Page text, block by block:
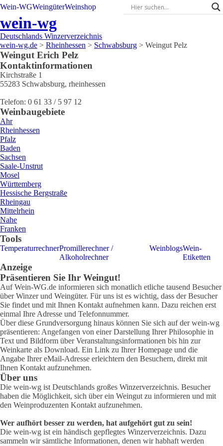
Wein-WGWeingüterWeinshop
wein-wg
Deutschlands Winzerverzeichnis
wein-wg.de > Rheinhessen > Schwabsburg > Weingut Pelz
Weingut Erich Pelz
Kontaktinformationen
Kirchstraße 1
55283 Schwabsburg, rheinhessen
Telefon: 0 61 33 / 5 97 12
Weinbaugebiete
Ahr
Rheinhessen
Pfalz
Baden
Sachsen
Saale-Unstrut
Mosel
Württemberg
Hessische Bergstraße
Rheingau
Mittelrhein
Nahe
Franken
Tools
TemperaturrechnerPromillerechner /
Alkoholrechner
WeinblogsWein-
Etiketten
Anzeige
Präsentieren Sie Ihr Weingut!
Auf Wein-WG.de informieren sich monatlich etliche tausend Besucher
über Winzer und Weingüter. Für uns ist es wichtig, dass der Besucher
Sie findet und mit Ihnen Kontakt aufnehmen kann. Dazu reichen erst
einmal Ihre Adresse und Telefonnummer.
Über diese Grundversorgung hinaus können Sie sich auf der wein-wg
präsentieren: Angefangen von einer Darstellung Ihrer Philosophie in
Text und Bildform über Veranstaltungsinformationen bis hin zur
Weinkarte als Download. Ein Link zu Ihrer Homepage und die
Angabe Ihrer eMail-Adresse erleichtern den Besuchern, direkt mit
Ihnen Kontakt aufzunehmen.
Über uns
Die wein-wg ist Deutschlands großes Winzerverzeichnis. Besucher
haben die Möglichkeit, sich über ein Weingut zu informieren und mit
den Weinproduzenten Kontakt aufzunehmen.
Wer aufhört besser zu werden, hat aufgehört gut zu sein!
Die wein-wg ist ein händisch gepflegtes Winzerverzeichnis. Dazu
sammeln wir sämtliche Informationen, denen wir habhaft werden